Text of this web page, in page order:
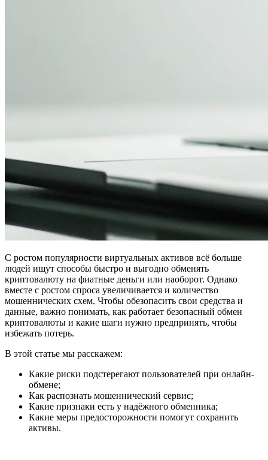
С ростом популярности виртуальных активов всё больше
людей ищут способы быстро и выгодно обменять
криптовалюту на фиатные деньги или наоборот. Однако
вместе с ростом спроса увеличивается и количество
мошеннических схем. Чтобы обезопасить свои средства и
данные, важно понимать, как работает безопасный обмен
криптовалюты и какие шаги нужно предпринять, чтобы
избежать потерь.
В этой статье мы расскажем:
Какие риски подстерегают пользователей при онлайн-
обмене;
Как распознать мошеннический сервис;
Какие признаки есть у надёжного обменника;
Какие меры предосторожности помогут сохранить
активы.